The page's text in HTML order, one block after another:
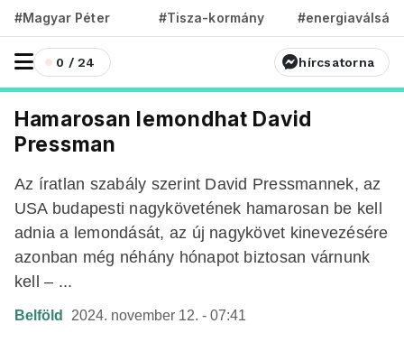
#Magyar Péter #Tisza-kormány #energiaválság
0 / 24 hírcsatorna
Hamarosan lemondhat David
Pressman
Az íratlan szabály szerint David Pressmannek, az
USA budapesti nagykövetének hamarosan be kell
adnia a lemondását, az új nagykövet kinevezésére
azonban még néhány hónapot biztosan várnunk
kell – ...
Belföld 2024. november 12. - 07:41